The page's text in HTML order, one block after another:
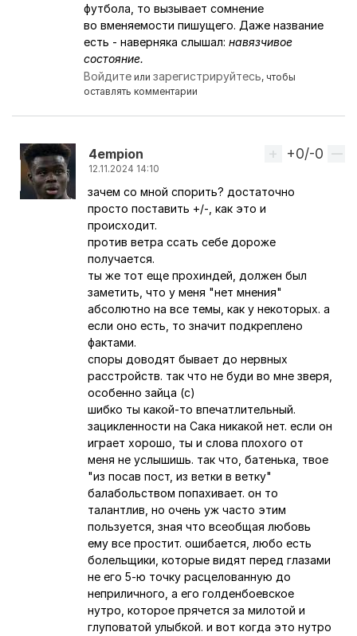
футбола, то вызывает сомнение
во вменяемости пишущего. Даже название
есть - наверняка слышал:навязчивое
состояние.
Войдите илизарегистрируйтесь, чтобы
оставлять комментарии
4empion
12.11.2024 14:10
Ответ на комментарий пользователя
Вверх
+0/-0
зачем со мной спорить? достаточно
просто поставить +/-, как это и
происходит.
против ветра ссать себе дороже
получается.
ты же тот еще прохиндей, должен был
заметить, что у меня "нет мнения"
абсолютно на все темы, как у некоторых. а
если оно есть, то значит подкреплено
фактами.
споры доводят бывает до нервных
расстройств. так что не буди во мне зверя,
особенно зайца (с)
шибко ты какой-то впечатлительный.
зацикленности на Сака никакой нет. если он
играет хорошо, ты и слова плохого от
меня не услышишь. так что, батенька, твое
"из посав пост, из ветки в ветку"
балабольством попахивает. он то
талантлив, но очень уж часто этим
пользуется, зная что всеобщая любовь
ему все простит. ошибается, любо есть
болельщики, которые видят перед глазами
не его 5-ю точку расцелованную до
неприличного, а его голденбоевское
нутро, которое прячется за милотой и
глуповатой улыбкой. и вот когда это нутро